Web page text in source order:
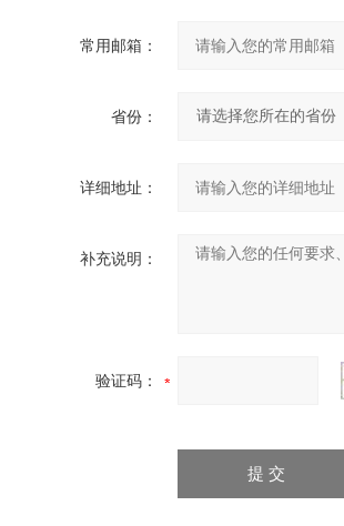
常用邮箱：
省份：
详细地址：
补充说明：
验证码：